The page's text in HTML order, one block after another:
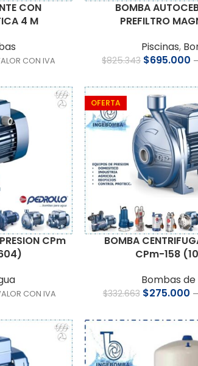
CON
4 M
CON IVA
BOMBA
PREFILTRO
Piscinas,
$825.343 $695.000
CPm
CON IVA
OFERTA
BOMBA
CPm-158
Bombas de
$332.663 $275.000